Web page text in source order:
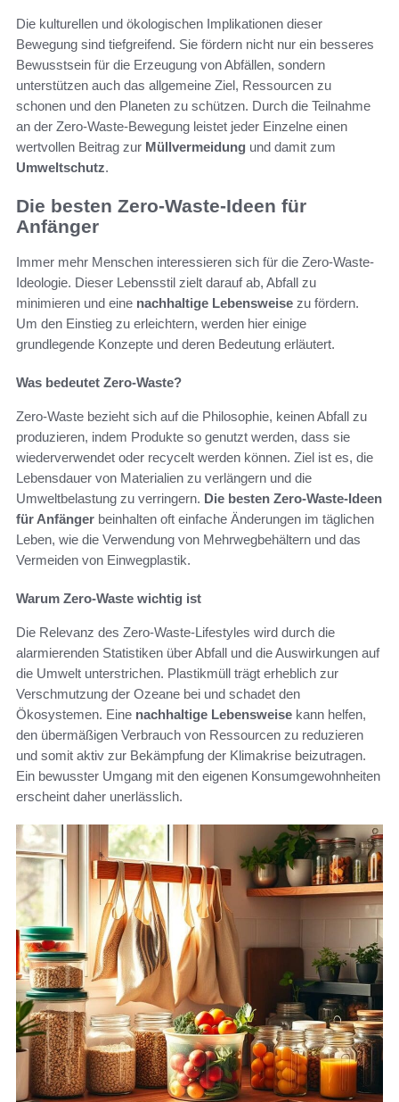
Die kulturellen und ökologischen Implikationen dieser
Bewegung sind tiefgreifend. Sie fördern nicht nur ein besseres
Bewusstsein für die Erzeugung von Abfällen, sondern
unterstützen auch das allgemeine Ziel, Ressourcen zu
schonen und den Planeten zu schützen. Durch die Teilnahme
an der Zero-Waste-Bewegung leistet jeder Einzelne einen
wertvollen Beitrag zur Müllvermeidung und damit zum
Umweltschutz.
Die besten Zero-Waste-Ideen für
Anfänger
Immer mehr Menschen interessieren sich für die Zero-Waste-
Ideologie. Dieser Lebensstil zielt darauf ab, Abfall zu
minimieren und eine nachhaltige Lebensweise zu fördern.
Um den Einstieg zu erleichtern, werden hier einige
grundlegende Konzepte und deren Bedeutung erläutert.
Was bedeutet Zero-Waste?
Zero-Waste bezieht sich auf die Philosophie, keinen Abfall zu
produzieren, indem Produkte so genutzt werden, dass sie
wiederverwendet oder recycelt werden können. Ziel ist es, die
Lebensdauer von Materialien zu verlängern und die
Umweltbelastung zu verringern. Die besten Zero-Waste-Ideen
für Anfänger beinhalten oft einfache Änderungen im täglichen
Leben, wie die Verwendung von Mehrwegbehältern und das
Vermeiden von Einwegplastik.
Warum Zero-Waste wichtig ist
Die Relevanz des Zero-Waste-Lifestyles wird durch die
alarmierenden Statistiken über Abfall und die Auswirkungen auf
die Umwelt unterstrichen. Plastikmüll trägt erheblich zur
Verschmutzung der Ozeane bei und schadet den
Ökosystemen. Eine nachhaltige Lebensweise kann helfen,
den übermäßigen Verbrauch von Ressourcen zu reduzieren
und somit aktiv zur Bekämpfung der Klimakrise beizutragen.
Ein bewusster Umgang mit den eigenen Konsumgewohnheiten
erscheint daher unerlässlich.